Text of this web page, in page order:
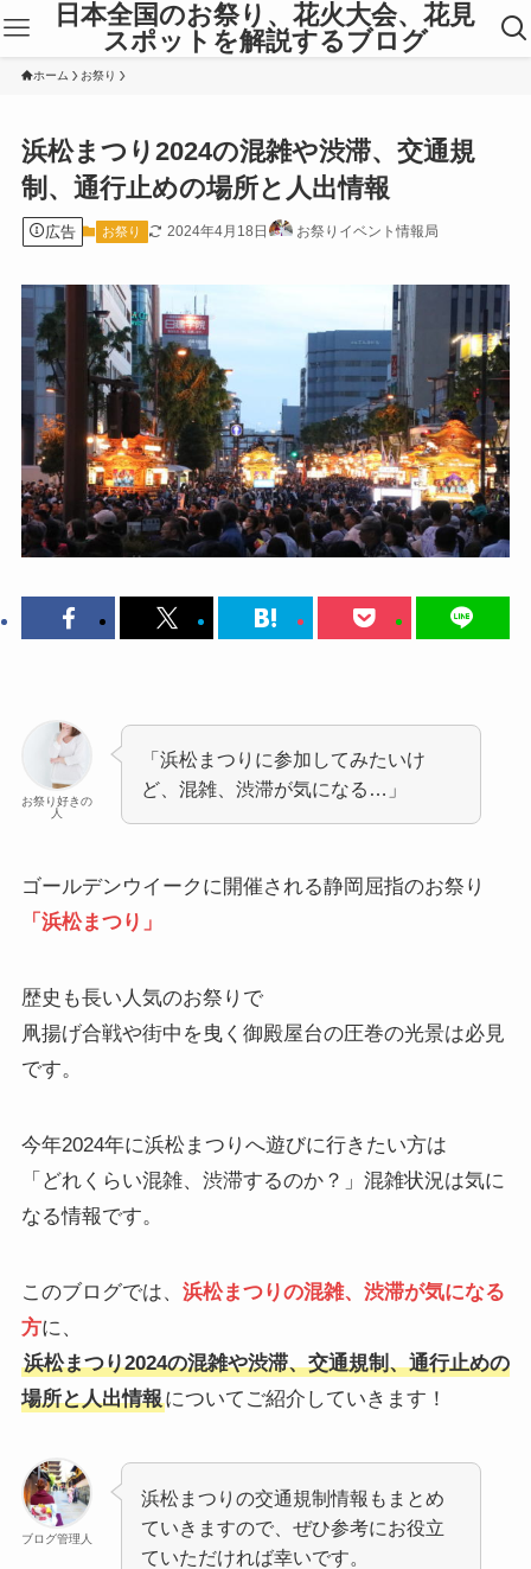
日本全国のお祭り、花火大会、花見
スポットを解説するブログ
ホーム お祭り
浜松まつり2024の混雑や渋滞、交通規
制、通行止めの場所と人出情報
広告 お祭り 2024年4月18日 お祭りイベント情報局
お祭り好きの
人
「浜松まつりに参加してみたいけ
ど、混雑、渋滞が気になる…」
ゴールデンウイークに開催される静岡屈指のお祭り
「浜松まつり」
歴史も長い人気のお祭りで
凧揚げ合戦や街中を曳く御殿屋台の圧巻の光景は必見
です。
今年2024年に浜松まつりへ遊びに行きたい方は
「どれくらい混雑、渋滞するのか？」混雑状況は気に
なる情報です。
このブログでは、 浜松まつりの混雑、渋滞が気になる
方に、
浜松まつり2024の混雑や渋滞、交通規制、通行止めの
場所と人出情報についてご紹介していきます！
ブログ管理人
浜松まつりの交通規制情報もまとめ
ていきますので、ぜひ参考にお役立
ていただければ幸いです。